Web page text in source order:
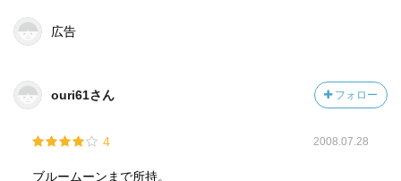
広告
ouri61さん フォロー
4 2008.07.28
ブルームーンまで所持。